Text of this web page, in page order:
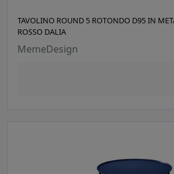
TAVOLINO ROUND 5 ROTONDO D95 IN
ROSSO DALIA
MemeDesign